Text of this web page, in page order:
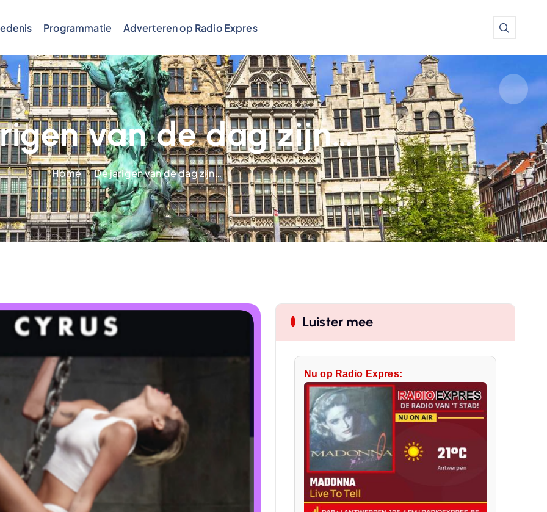
Programmatie Adverteren op Radio Expres
van de dag zijn…
Home De jarigen van de dag zijn…
Luister mee
Nu op Radio Expres: